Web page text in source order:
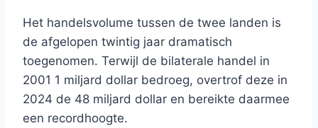
Het handelsvolume tussen de twee landen is
de afgelopen twintig jaar dramatisch
toegenomen. Terwijl de bilaterale handel in
2001 1 miljard dollar bedroeg, overtrof deze in
2024 de 48 miljard dollar en bereikte daarmee
een recordhoogte.